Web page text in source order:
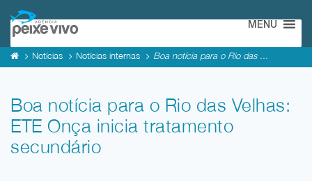
MENU
Notícias Notícias internas Boa notícia para o Rio das ...
Boa notícia para o Rio das Velhas:
ETE Onça inicia tratamento
secundário